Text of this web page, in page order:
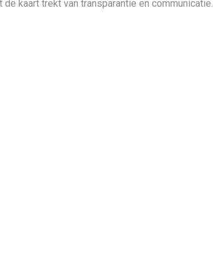
de kaart trekt van transparantie en communicatie.